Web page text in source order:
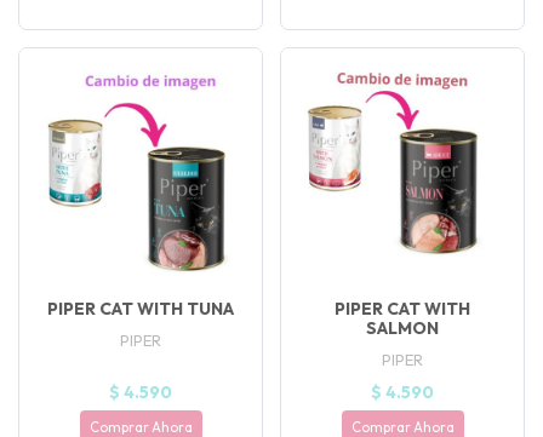
PIPER CAT WITH TUNA
PIPER
$ 4.590
Comprar Ahora
PIPER CAT WITH
SALMON
PIPER
$ 4.590
Comprar Ahora